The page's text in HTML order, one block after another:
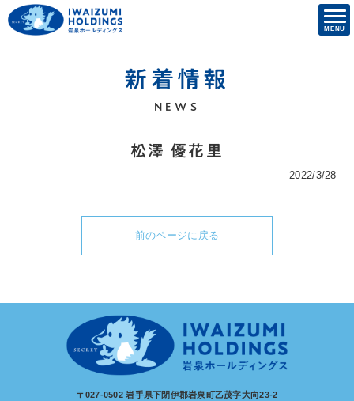
新着情報
NEWS
松澤 優花里
2022/3/28
前のページに戻る
〒027-0502 岩手県下閉伊郡岩泉町乙茂字大向23-2